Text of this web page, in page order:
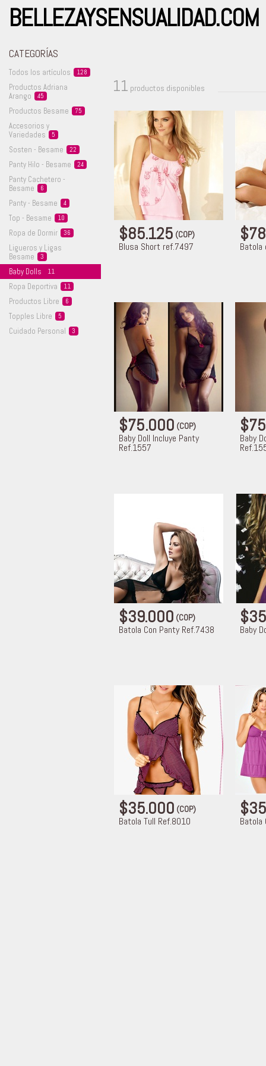
BELLEZAYSENSUALIDAD.COM
CATEGORÍAS
Todos los artículos 128
Productos Adriana
Arango
45
Productos Besame 75
Accesorios y
Variedades
5
Sosten - Besame 22
Panty Hilo - Besame 24
Panty Cachetero -
Besame
6
Panty - Besame 4
Top - Besame 10
Ropa de Dormir 36
Ligueros y Ligas
Besame
3
Baby Dolls 11
Ropa Deportiva 11
Productos Libre 6
Topples Libre 5
Cuidado Personal 3
11 productos disponibles
$85.125(COP)
Blusa Short ref.7497 Batola
$75.000(COP)
Baby Doll Incluye Panty
Ref.1557
Baby
$39.000(COP)
Batola Con Panty Ref.7438 Baby
$35.000(COP)
Batola Tull Ref.8010 Batola